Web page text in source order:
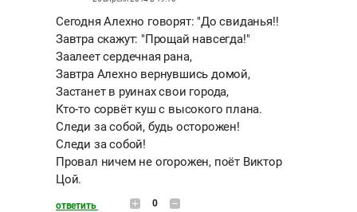
Сегодня Алехно говорят: "До свиданья!!
Завтра скажут: "Прощай навсегда!"
Заалеет сердечная рана,
Завтра Алехно вернувшись домой,
Застанет в руинах свои города,
Кто-то сорвёт куш с высокого плана.
Следи за собой, будь осторожен!
Следи за собой!
Провал ничем не огорожен, поёт Виктор
Цой.
ответить 0